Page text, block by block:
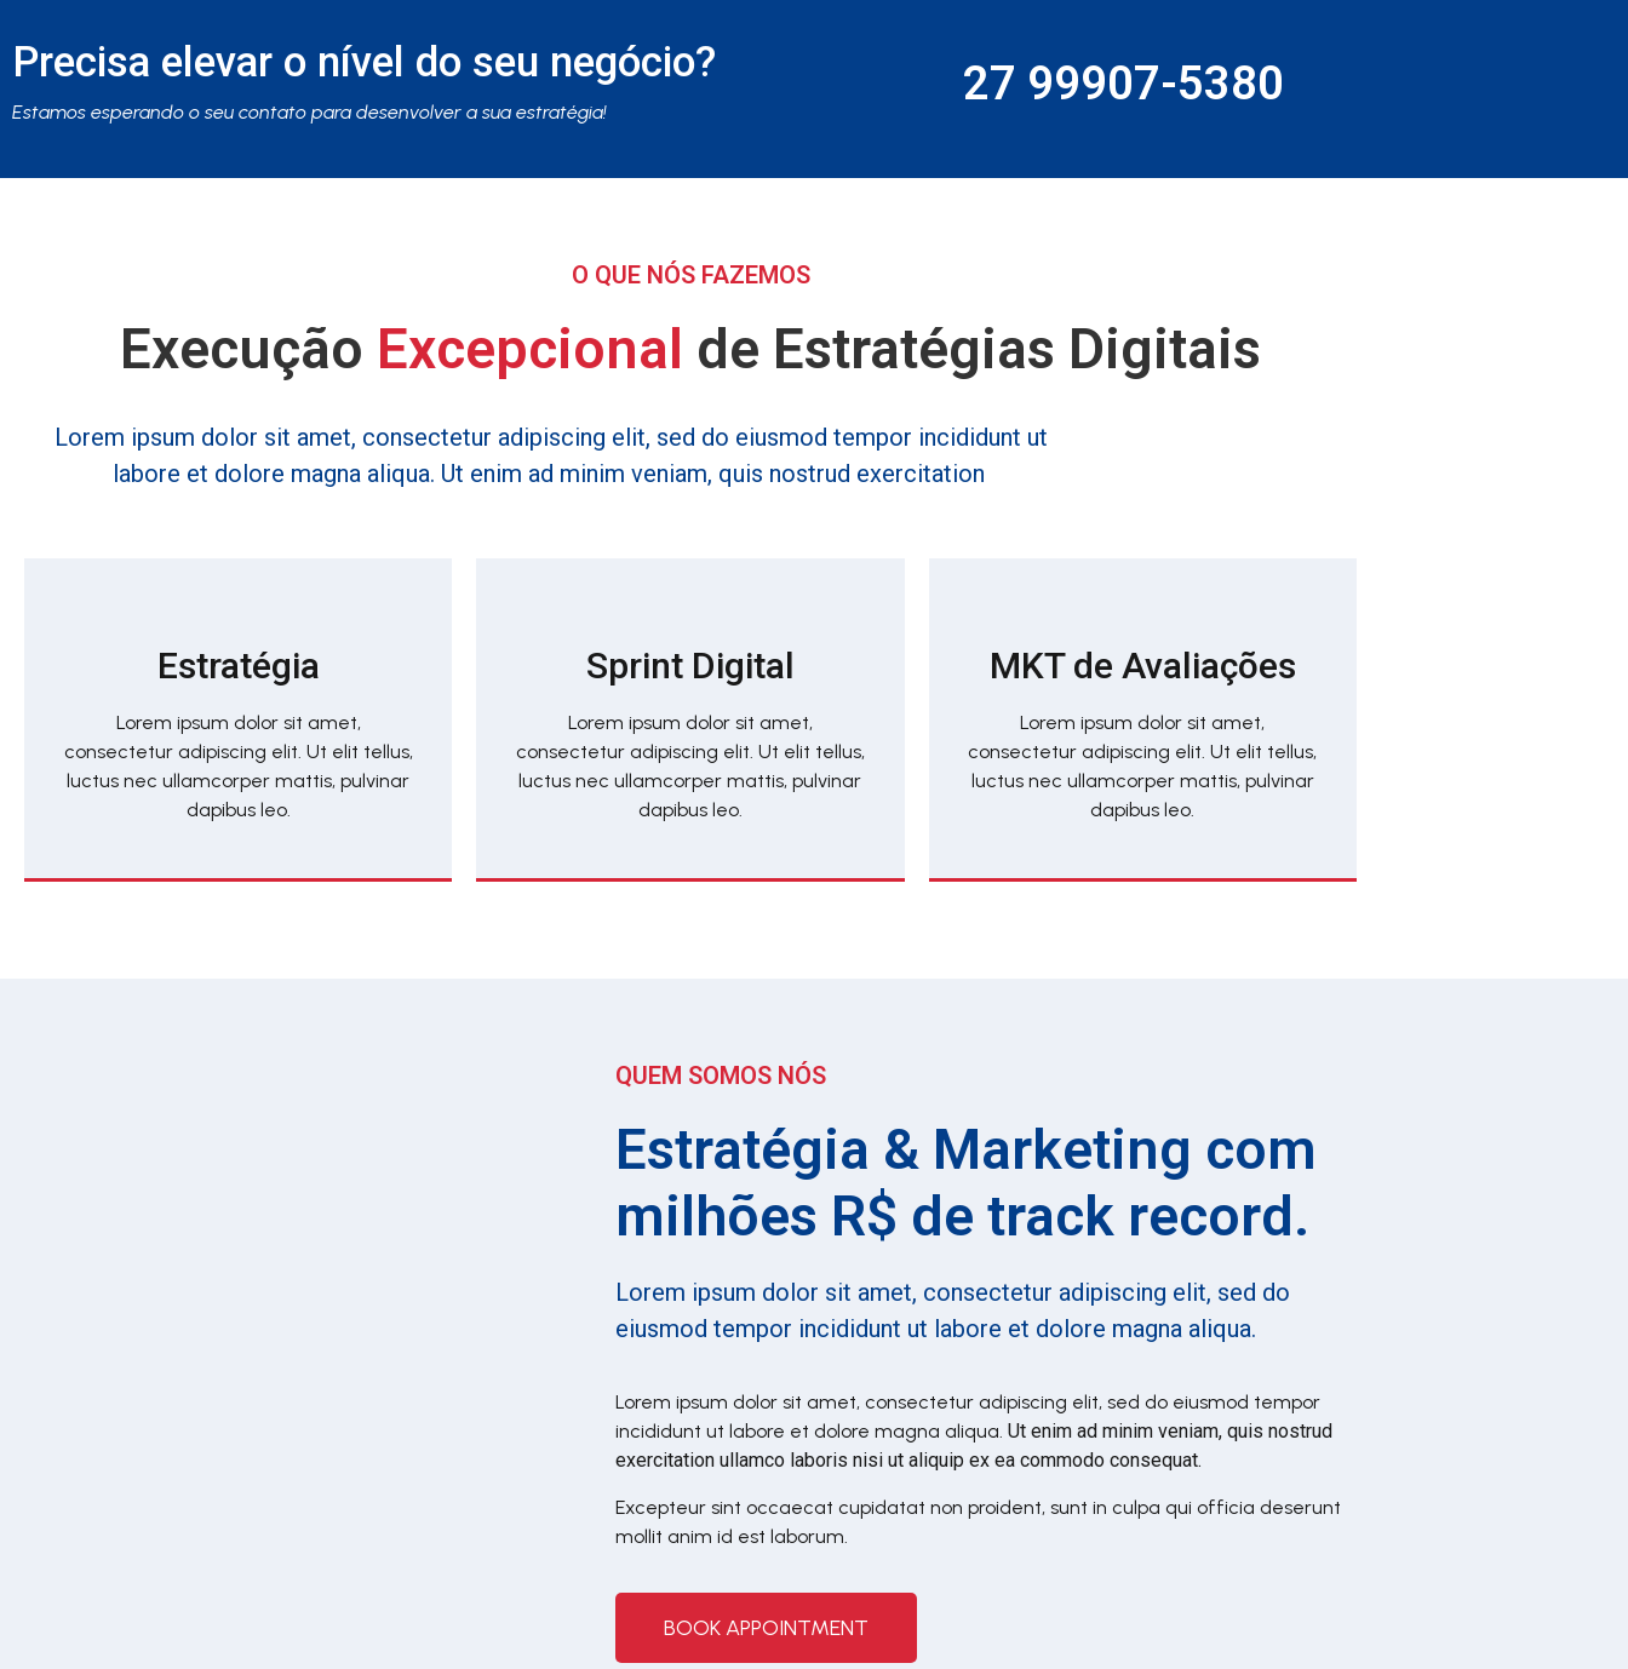
Precisa elevar o nível do seu negócio?
Estamos esperando o seu contato para desenvolver a sua estratégia!
27 99907-5380
O QUE NÓS FAZEMOS
Execução Excepcional de Estratégias Digitais
Lorem ipsum dolor sit amet, consectetur adipiscing elit, sed do eiusmod tempor incididunt ut
labore et dolore magna aliqua. Ut enim ad minim veniam, quis nostrud exercitation
Estratégia
Lorem ipsum dolor sit amet,
consectetur adipiscing elit. Ut elit tellus,
luctus nec ullamcorper mattis, pulvinar
dapibus leo.
Sprint Digital
Lorem ipsum dolor sit amet,
consectetur adipiscing elit. Ut elit tellus,
luctus nec ullamcorper mattis, pulvinar
dapibus leo.
MKT de Avaliações
Lorem ipsum dolor sit amet,
consectetur adipiscing elit. Ut elit tellus,
luctus nec ullamcorper mattis, pulvinar
dapibus leo.
QUEM SOMOS NÓS
Estratégia & Marketing com
milhões R$ de track record.
Lorem ipsum dolor sit amet, consectetur adipiscing elit, sed do
eiusmod tempor incididunt ut labore et dolore magna aliqua.
Lorem ipsum dolor sit amet, consectetur adipiscing elit, sed do eiusmod tempor
incididunt ut labore et dolore magna aliqua. Ut enim ad minim veniam, quis nostrud
exercitation ullamco laboris nisi ut aliquip ex ea commodo consequat.
Excepteur sint occaecat cupidatat non proident, sunt in culpa qui officia deserunt
mollit anim id est laborum.
BOOK APPOINTMENT